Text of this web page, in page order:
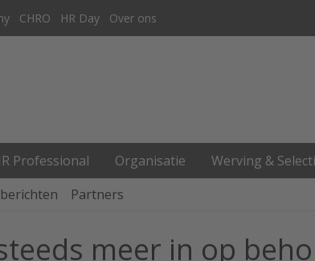
CHRO HR Day Over ons
Professional Organisatie Werving &
Partners
meer in op